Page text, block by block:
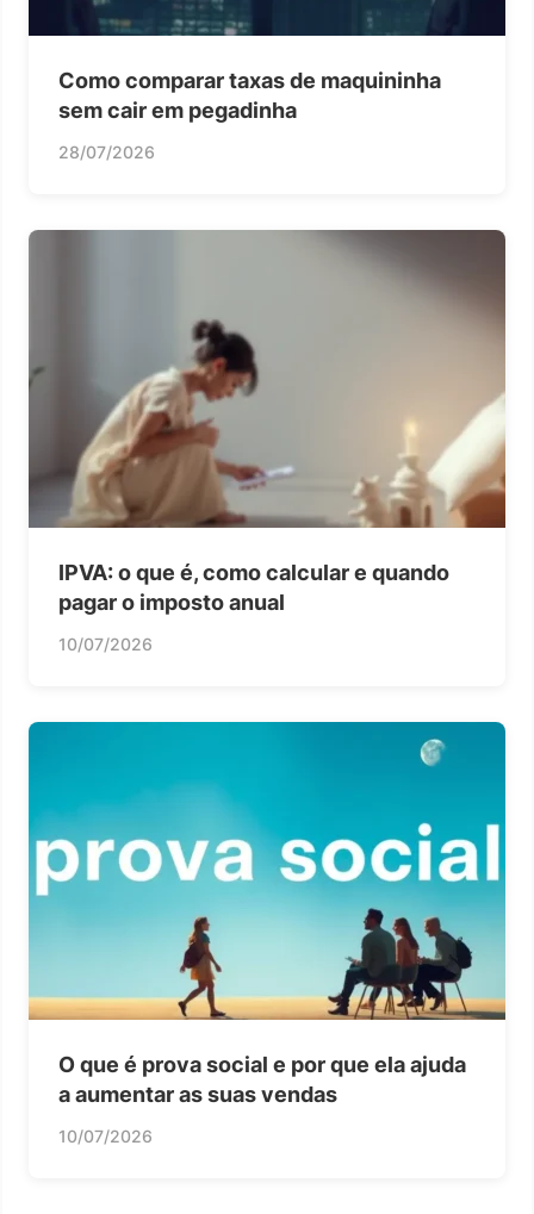
Como comparar taxas de maquininha
sem cair em pegadinha
28/07/2026
IPVA: o que é, como calcular e quando
pagar o imposto anual
10/07/2026
O que é prova social e por que ela ajuda
a aumentar as suas vendas
10/07/2026